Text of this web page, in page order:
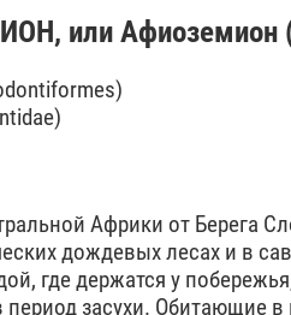
или Афиоземион
Африки от Берега
дождевых лесах и в
где держатся у
засухи. Обитающие